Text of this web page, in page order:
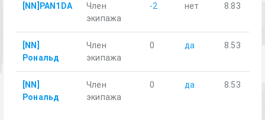
[NN]PAN1DA
Член
экипажа
-2 нет 8.83
[NN]
Рональд
Член
экипажа
0 да 8.53
[NN]
Рональд
Член
экипажа
0 да 8.53